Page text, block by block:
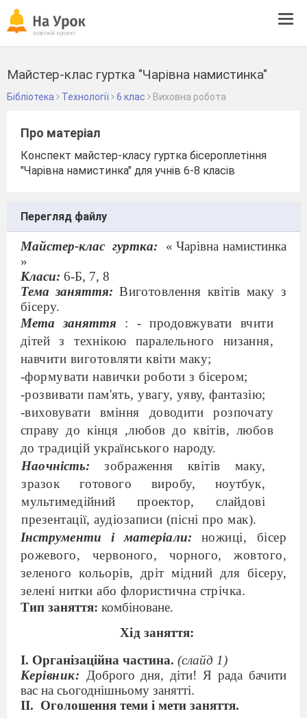
Майстер-клас гуртка "Чарівна намистинка"
Бібліотека Технології 6 клас Виховна робота
Про матеріал
Конспект майстер-класу гуртка бісероплетіння
"Чарівна намистинка" для учнів 6-8 класів
Перегляд файлу
Майстер-клас гуртка:
« Чарівна намистинка
»
Класи: 6-Б, 7, 8
Тема заняття: Виготовлення квітів маку з
бісеру.
Мета заняття : -продовжувати вчити
дітей з технікою паралельного низання,
навчити виготовляти квіти маку;
-формувати навички роботи з бісером;
-розвивати пам'ять, увагу, уяву, фантазію;
-виховувати вміння доводити розпочату
справу до кінця ,любов до квітів, любов
до традицій українського народу.
Наочність: зображення квітів маку,
зразок готового виробу, ноутбук,
мультимедійний проектор, слайдові
презентації, аудіозаписи (пісні про мак).
Інструменти і матеріали:
ножиці, бісер
рожевого, червоного, чорного, жовтого,
зеленого кольорів, дріт мідний для бісеру,
зелені нитки або флористична стрічка.
Тип заняття: комбіноване.
Хід заняття:
І. Організаційна частина. (слайд 1)
Керівник: Доброго дня, діти! Я рада бачити
вас на сьогоднішньому занятті.
ІІ. Оголошення теми і мети заняття.